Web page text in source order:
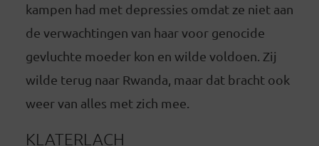
kampen had met depressies omdat ze niet aan
de verwachtingen van haar voor genocide
gevluchte moeder kon en wilde voldoen. Zij
wilde terug naar Rwanda, maar dat bracht ook
weer van alles met zich mee.
KLATERLACH